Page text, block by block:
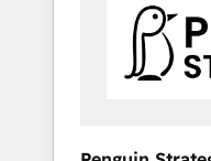
extensibility,
ongoing RevOps
leurs données.
conscience totale,
s'appelle